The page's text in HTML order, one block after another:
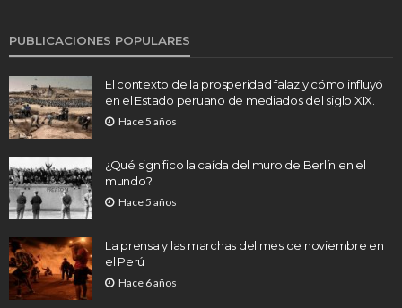
PUBLICACIONES POPULARES
El contexto de la prosperidad falaz y cómo influyó
en el Estado peruano de mediados del siglo XIX.
Hace 5 años
¿Qué significo la caída del muro de Berlín en el
mundo?
Hace 5 años
La prensa y las marchas del mes de noviembre en
el Perú
Hace 6 años